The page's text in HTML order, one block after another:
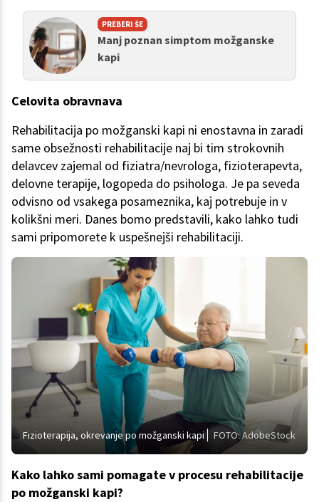
PREBERI ŠE
Manj poznan simptom možganske
kapi
Celovita obravnava
Rehabilitacija po možganski kapi ni enostavna in zaradi
same obsežnosti rehabilitacije naj bi tim strokovnih
delavcev zajemal od fiziatra/nevrologa, fizioterapevta,
delovne terapije, logopeda do psihologa. Je pa seveda
odvisno od vsakega posameznika, kaj potrebuje in v
kolikšni meri. Danes bomo predstavili, kako lahko tudi
sami pripomorete k uspešnejši rehabilitaciji.
Fizioterapija, okrevanje po možganski kapi FOTO: AdobeStock
Kako lahko sami pomagate v procesu rehabilitacije
po možganski kapi?